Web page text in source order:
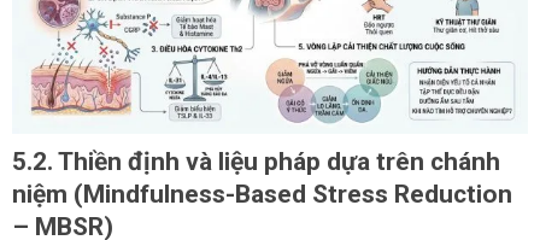
5.2. Thiền định và liệu pháp dựa trên chánh
niệm (Mindfulness-Based Stress Reduction
– MBSR)